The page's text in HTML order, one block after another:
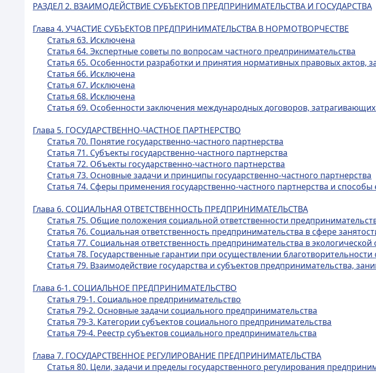
РАЗДЕЛ 2. ВЗАИМОДЕЙСТВИЕ СУБЪЕКТОВ ПРЕДПРИНИМАТЕЛЬСТВА И ГОСУДАРСТВА
Глава 4. УЧАСТИЕ СУБЪЕКТОВ ПРЕДПРИНИМАТЕЛЬСТВА В НОРМОТВОРЧЕСТВЕ
Статья 63. Исключена
Статья 64. Экспертные советы по вопросам частного предпринимательства
Статья 65. Особенности разработки и принятия нормативных правовых актов,
Статья 66. Исключена
Статья 67. Исключена
Статья 68. Исключена
Статья 69. Особенности заключения международных договоров,
Глава 5. ГОСУДАРСТВЕННО-ЧАСТНОЕ ПАРТНЕРСТВО
Статья 70. Понятие государственно-частного партнерства
Статья 71. Субъекты государственно-частного партнерства
Статья 72. Объекты государственно-частного партнерства
Статья 73. Основные задачи и принципы государственно-частного партнерства
Статья 74. Сферы применения государственно-частного партнерства и способы
Глава 6. СОЦИАЛЬНАЯ ОТВЕТСТВЕННОСТЬ ПРЕДПРИНИМАТЕЛЬСТВА
Статья 75. Общие положения социальной ответственности
Статья 76. Социальная ответственность предпринимательства в сфере
Статья 77. Социальная ответственность предпринимательства в экологической
Статья 78. Государственные гарантии при осуществлении
Статья 79. Взаимодействие государства и субъектов предпринимательства,
Глава 6-1. СОЦИАЛЬНОЕ ПРЕДПРИНИМАТЕЛЬСТВО
Статья 79-1. Социальное предпринимательство
Статья 79-2. Основные задачи социального предпринимательства
Статья 79-3. Категории субъектов социального предпринимательства
Статья 79-4. Реестр субъектов социального предпринимательства
Глава 7. ГОСУДАРСТВЕННОЕ РЕГУЛИРОВАНИЕ ПРЕДПРИНИМАТЕЛЬСТВА
Статья 80. Цели, задачи и пределы государственного регулирования